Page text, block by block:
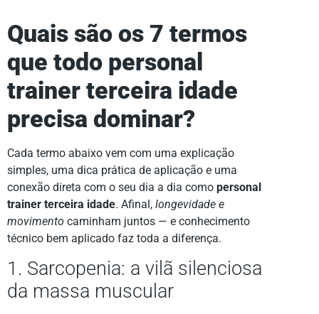
Quais são os 7 termos
que todo personal
trainer terceira idade
precisa dominar?
Cada termo abaixo vem com uma explicação
simples, uma dica prática de aplicação e uma
conexão direta com o seu dia a dia como personal
trainer terceira idade. Afinal, longevidade e
movimento caminham juntos — e conhecimento
técnico bem aplicado faz toda a diferença.
1. Sarcopenia: a vilã silenciosa
da massa muscular